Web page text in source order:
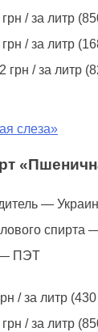
/ за литр
/ за литр
грн / за литр
—
спирта
— ПЭТ
/ за литр (430
/ за литр